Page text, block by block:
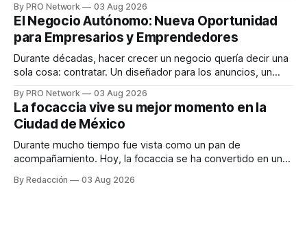
INTERIUS, el problema suele estar en otro lugar. Durante
una entrevista para el podcast SER PRO, el especialista en
marketing digital explicó que
By PRO Network 03 Aug 2026
El Negocio Autónomo: Nueva Oportunidad
para Empresarios y Emprendedores
Durante décadas, hacer crecer un negocio quería decir una
sola cosa: contratar. Un diseñador para los anuncios, un
para los textos, alguien que supiera de publicidad digital
para encontrar prospectos, un vendedor para atender
llamadas y mensajes, y —con suerte— una persona
By PRO Network 03 Aug 2026
La focaccia vive su mejor momento en la
Ciudad de México
Durante mucho tiempo fue vista como un pan de
acompañamiento. Hoy, la focaccia se ha convertido en uno
artesanal, ingredientes de calidad y experiencias que
By Redacción 03 Aug 2026